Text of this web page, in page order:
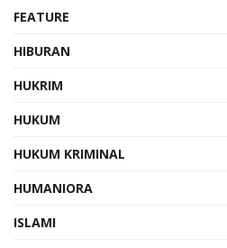
FEATURE
HIBURAN
HUKRIM
HUKUM
HUKUM KRIMINAL
HUMANIORA
ISLAMI